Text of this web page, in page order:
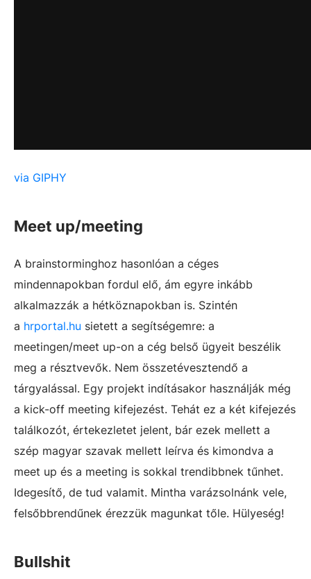
via GIPHY
Meet up/meeting
A brainstorminghoz hasonlóan a céges
mindennapokban fordul elő, ám egyre inkább
alkalmazzák a hétköznapokban is. Szintén
a hrportal.hu sietett a segítségemre: a
meetingen/meet up-on a cég belső ügyeit beszélik
meg a résztvevők. Nem összetévesztendő a
tárgyalással. Egy projekt indításakor használják még
a kick-off meeting kifejezést. Tehát ez a két kifejezés
találkozót, értekezletet jelent, bár ezek mellett a
szép magyar szavak mellett leírva és kimondva a
meet up és a meeting is sokkal trendibbnek tűnhet.
Idegesítő, de tud valamit. Mintha varázsolnánk vele,
felsőbbrendűnek érezzük magunkat tőle. Hülyeség!
Bullshit